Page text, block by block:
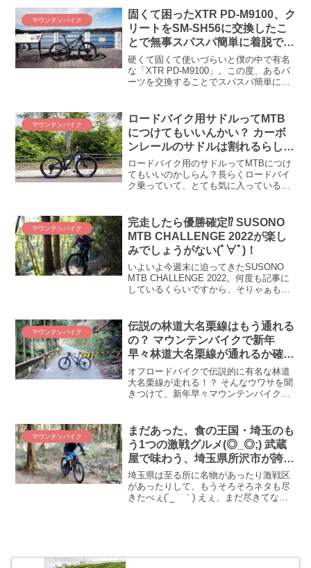
た一歩近づきました！ うっしっし、我慢
できずに買...
マウンテンバイク
固くて困ったXTR PD-M9100、ク
リートをSM-SH56に交換したこ
とで無事スパスパ簡単に着脱でき
ることを確認！
硬くて固くて使いづらいと僕の中で有名
な「XTR PD-M9100」。この度、あるパ
ーツを交換することでスパスパ簡単にク
PD-M9100付属のSM-SH51クリートから
別売りのSM-SH56に交換することで、苦
労することなく容易に着脱できるよう
に。これでトレイルやグラベルでもPD-
M9100を使えるようになりました。
マウンテンバイク
ロードバイク用サドルってMTB
につけてもいいんかい？ カーボ
ンレールのサドルは割れるらしい
ので要注意！
ロードバイク用のサドルってMTBにつけ
てもいいのかしらん？長らくロードバイ
ク乗っていて、とても気に入っているパ
のお尻はとても喜んでおります(〃艸〃)...
マウンテンバイク
完走したら優勝確定⁉ SUSONO
MTB CHALLENGE 2022が楽し
みでしょうがない(ﾟ∀ﾟ)！
いよいよ今週末に迫ってきたSUSONO
MTB CHALLENGE 2022。何度も記事に
しているくらいですから、そりゃぁもう
SUSONO MTB CHALLENGE 2022に向け
た練習のお話。実は結構練習するんです
よ、僕たち(ΦωΦ)ﾌﾌﾌ…
マウンテンバイク
伝説の林道大名栗線はもう通れる
の？ マウンテンバイクで新年
早々林道大名栗線が通れるか確か
めてみた
オフロードバイクで伝説的に有名な林道
大名栗線が走れる！？ そんなウワサを聞
きつけて、新年早々マウンテンバイクで
大名栗線はどんな道なのか、2023年の新
ルート探検事始め！
マウンテンバイク
まだあった、食の王国・埼玉のも
う1つの激戦グルメ(◎_◎;) 武蔵
屋で味わう、埼玉県所沢市が誇る
名物・焼きだんご
埼玉県は至る所に名物があったり激戦区
があったりして、もうそろそろネタも尽
きたべぇ(´_ゝ｀) えぇ、まだ尽きてな